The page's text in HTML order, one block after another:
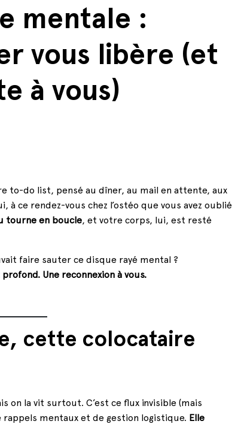
mentale :
vous libère (et
à vous)
to-do list, pensé au dîner, au mail en attente, aux
ce rendez-vous chez l’ostéo que vous avez oublié
tourne en boucle, et votre corps, lui, est resté
faire sauter ce disque rayé mental ?
profond. Une reconnexion à vous.
cette colocataire
on la vit surtout. C’est ce flux invisible (mais
mentaux et de gestion logistique. Elle